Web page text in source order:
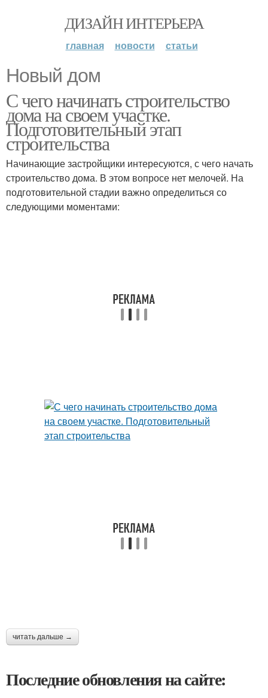
ДИЗАЙН ИНТЕРЬЕРА
главная новости статьи
Новый дом
С чего начинать строительство
дома на своем участке.
Подготовительный этап
строительства
Начинающие застройщики интересуются, с чего начать
строительство дома. В этом вопросе нет мелочей. На
подготовительной стадии важно определиться со
следующими моментами:
читать дальше →
Последние обновления на сайте: